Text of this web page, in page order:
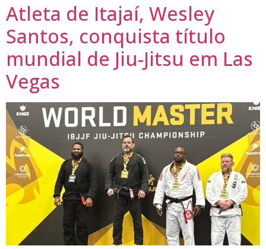
Atleta de Itajaí, Wesley
Santos, conquista título
mundial de Jiu-Jitsu em Las
Vegas